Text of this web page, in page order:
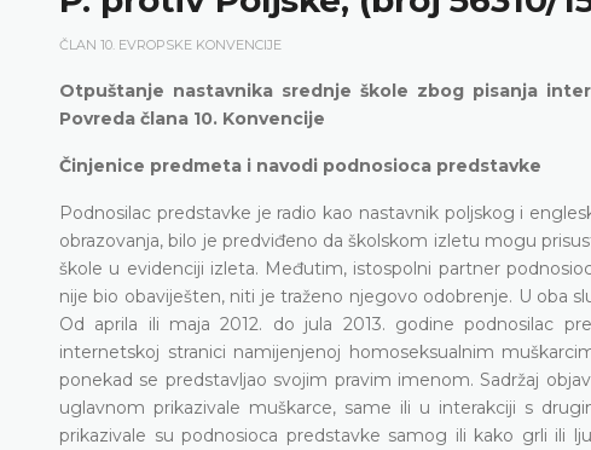
ČLAN 10. EVROPSKE KONVENCIJE
Otpuštanje nastavnika srednje škole zbog pisanja
Povreda člana 10. Konvencije
Činjenice predmeta i navodi podnosioca predstavke
Podnosilac predstavke je radio kao nastavnik poljskog i
obrazovanja, bilo je predviđeno da školskom izletu mogu
škole u evidenciji izleta. Međutim, istospolni partner
nije bio obaviješten, niti je traženo njegovo odobrenje. U oba
Od aprila ili maja 2012. do jula 2013. godine podnosilac
internetskoj stranici namijenjenoj homoseksualnim
ponekad se predstavljao svojim pravim imenom. Sadržaj
uglavnom prikazivale muškarce, same ili u interakciji s
prikazivale su podnosioca predstavke samog ili kako grli ili